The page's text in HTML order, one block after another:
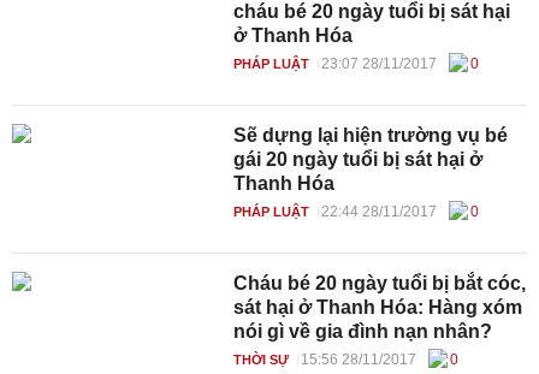
cháu bé 20 ngày tuổi bị sát hại
ở Thanh Hóa
PHÁP LUẬT 23:07 28/11/2017 0
Sẽ dựng lại hiện trường vụ bé
gái 20 ngày tuổi bị sát hại ở
Thanh Hóa
PHÁP LUẬT 22:44 28/11/2017 0
Cháu bé 20 ngày tuổi bị bắt cóc,
sát hại ở Thanh Hóa: Hàng xóm
nói gì về gia đình nạn nhân?
THỜI SỰ 15:56 28/11/2017 0